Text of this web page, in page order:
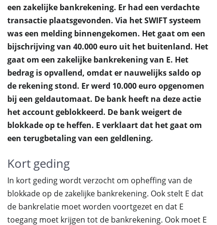
een zakelijke bankrekening. Er had een verdachte
transactie plaatsgevonden. Via het SWIFT systeem
was een melding binnengekomen. Het gaat om een
bijschrijving van 40.000 euro uit het buitenland. Het
gaat om een zakelijke bankrekening van E. Het
bedrag is opvallend, omdat er nauwelijks saldo op
de rekening stond. Er werd 10.000 euro opgenomen
bij een geldautomaat. De bank heeft na deze actie
het account geblokkeerd. De bank weigert de
blokkade op te heffen. E verklaart dat het gaat om
een terugbetaling van een geldlening.
Kort geding
In kort geding wordt verzocht om opheffing van de
blokkade op de zakelijke bankrekening. Ook stelt E dat
de bankrelatie moet worden voortgezet en dat E
toegang moet krijgen tot de bankrekening. Ook moet E